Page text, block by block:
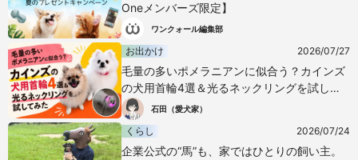
Oneメンバーズ限定】
ワンクォール編集部
お出かけ 2026/07/27
毛量の多いポメラニアンに似合う？カインズ
の犬用首輪4選＆光るネックリングを試して
みた
石田（愛犬家）
くらし 2026/07/24
企業公式の“馬”も、家ではひとりの飼い主。